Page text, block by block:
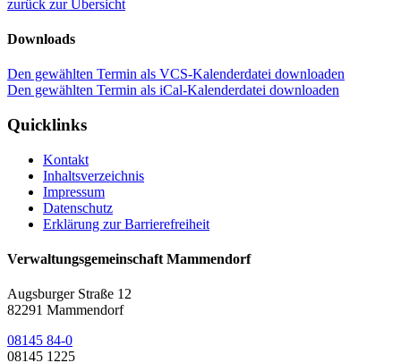
zurück zur Übersicht
Downloads
Den gewählten Termin als VCS-Kalenderdatei downloaden
Den gewählten Termin als iCal-Kalenderdatei downloaden
Quicklinks
Kontakt
Inhaltsverzeichnis
Impressum
Datenschutz
Erklärung zur Barrierefreiheit
Verwaltungsgemeinschaft Mammendorf
Augsburger Straße 12
82291 Mammendorf
08145 84-0
08145 1225